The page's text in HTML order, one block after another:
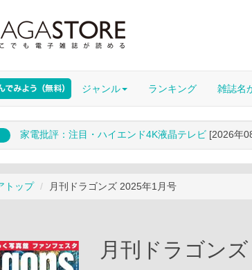
ジャンル ランキング 雑誌名
家電批評：注目・ハイエンド4K液晶テレビ [2026年
トップ 月刊ドラゴンズ 2025年1月号
月刊ドラゴン